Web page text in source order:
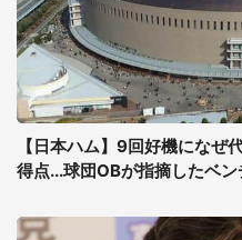
【日本ハム】9回好機になぜ
得点...球団OBが指摘したベン